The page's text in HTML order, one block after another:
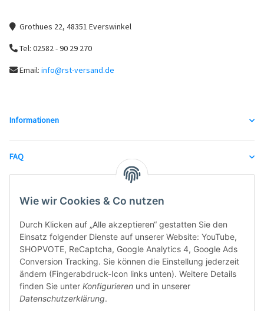
Wie wir Cookies & Co nutzen
Durch Klicken auf „Alle akzeptieren“ gestatten Sie den
Einsatz folgender Dienste auf unserer Website: YouTube,
SHOPVOTE, ReCaptcha, Google Analytics 4, Google Ads
Conversion Tracking. Sie können die Einstellung jederzeit
ändern (Fingerabdruck-Icon links unten). Weitere Details
finden Sie unter Konfigurieren und in unserer
Datenschutzerklärung.
Grothues 22, 48351 Everswinkel
Tel: 02582 - 90 29 270
Email: info@rst-versand.de
Informationen
FAQ
unsere Partner